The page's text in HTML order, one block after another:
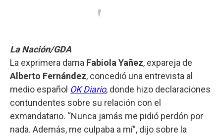
La Nación/GDA
La exprimera dama Fabiola Yañez, expareja de
Alberto Fernández, concedió una entrevista al
medio español OK Diario, donde hizo declaraciones
contundentes sobre su relación con el
exmandatario. “Nunca jamás me pidió perdón por
nada. Además, me culpaba a mí”, dijo sobre la